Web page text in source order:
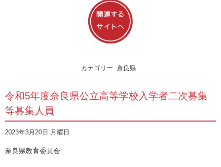
カテゴリー: 奈良県
令和5年度奈良県公立高等学校入学者二次募集
等募集人員
2023年3月20日 月曜日
奈良県教育委員会